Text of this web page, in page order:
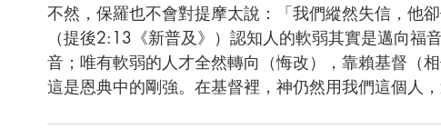
不然，保羅也不會對提摩太說：「我們縱然失信，他
（提後2:13《新普及》）認知人的軟弱其實是邁向福
音；唯有軟弱的人才全然轉向（悔改），靠賴基督（
這是恩典中的剛強。在基督裡，神仍然用我們這個人，